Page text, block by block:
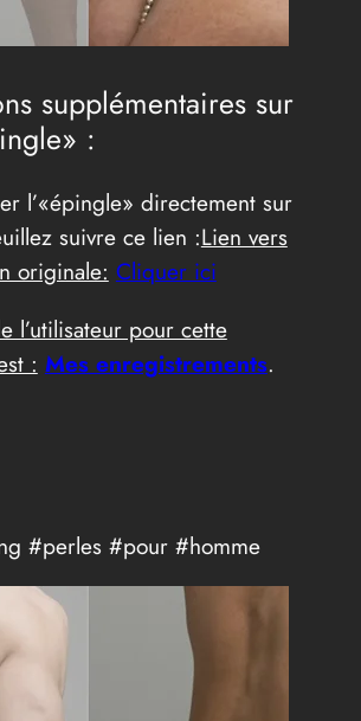
supplémentaires sur
:
l’«épingle» directement sur
suivre ce lien :Lien vers
originale: Cliquer ici
l’utilisateur pour cette
: Mes enregistrements.
#perles #pour #homme